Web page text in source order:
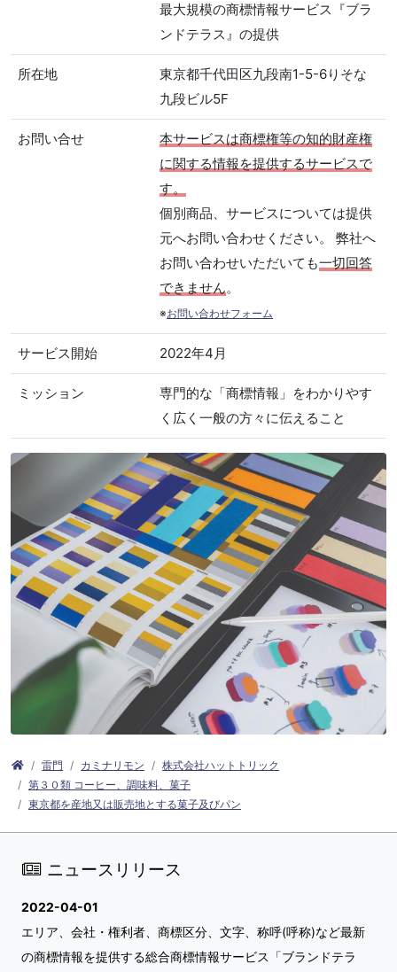
最大規模の商標情報サービス『ブラ
ンドテラス』の提供
所在地
東京都千代田区九段南1-5-6りそな
九段ビル5F
お問い合せ
本サービスは商標権等の知的財産権
に関する情報を提供するサービスで
す。
個別商品、サービスについては提供
元へお問い合わせください。 弊社へ
お問い合わせいただいても一切回答
できません。
※お問い合わせフォーム
サービス開始 2022年4月
ミッション
専門的な「商標情報」をわかりやす
く広く一般の方々に伝えること
雷門 カミナリモン
株式会社ハットトリック
第３０類 コーヒー、調味料、菓子
東京都を産地又は販売地とする菓子及びパン
ニュースリリース
2022-04-01
エリア、会社・権利者、商標区分、文字、称呼(呼称)など最新
の商標情報を提供する総合商標情報サービス「ブランドテラ